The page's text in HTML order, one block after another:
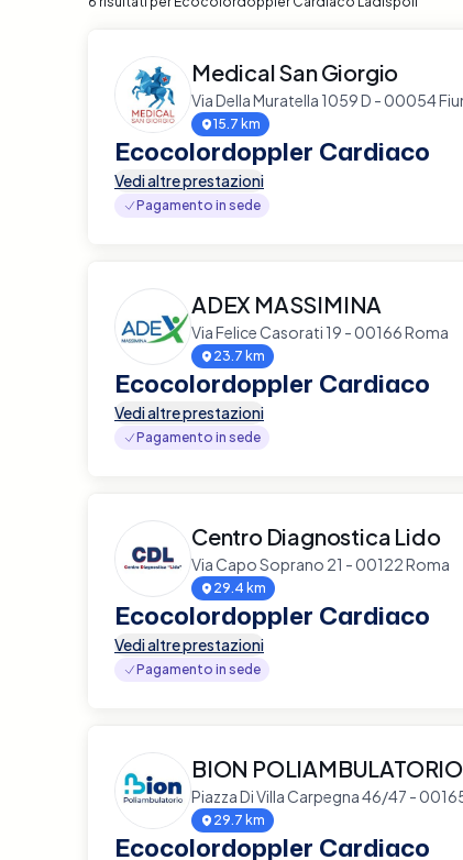
Medical San Giorgio
Via Della Muratella 1059 D - 00054
15.7 km
Ecocolordoppler Cardiaco
Vedi altre prestazioni
Pagamento in sede
ADEX MASSIMINA
Via Felice Casorati 19 - 00166 Roma
23.7 km
Ecocolordoppler Cardiaco
Vedi altre prestazioni
Pagamento in sede
Centro Diagnostica Lido
Via Capo Soprano 21 - 00122 Roma
29.4 km
Ecocolordoppler Cardiaco
Vedi altre prestazioni
Pagamento in sede
BION POLIAMBULATORIO
Piazza Di Villa Carpegna 46/47 -
29.7 km
Ecocolordoppler Cardiaco